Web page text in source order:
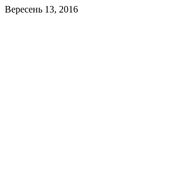
Вересень 13, 2016